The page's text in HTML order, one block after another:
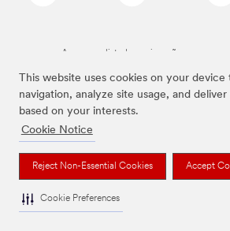
This website uses cookies on your device
navigation, analyze site usage, and
based on your interests.
Cookie Notice
Reject Non-Essential Cookies Accept
Cookie Preferences
As marcas listadas a cima são marcas